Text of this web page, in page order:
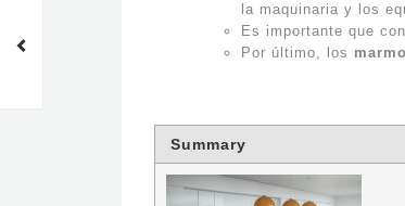
Los complementos ideales
para la encimera de vuestra
cocina en Barcelona
la maquinaria y los
Es importante que
Por último, los
Summary